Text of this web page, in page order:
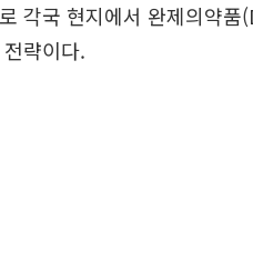
각국 현지에서 완제의약품
략이다.